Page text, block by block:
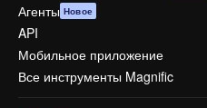
Агенты Новое
API
Мобильное приложение
Все инструменты Magnific